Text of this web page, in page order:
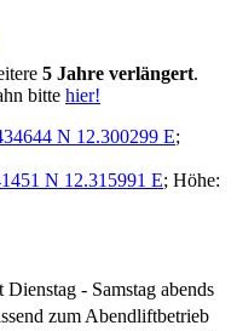
5 Jahre verlängert.
bitte hier!
N 12.300299 E;
N 12.315991 E; Höhe:
- Samstag abends
zum Abendliftbetrieb